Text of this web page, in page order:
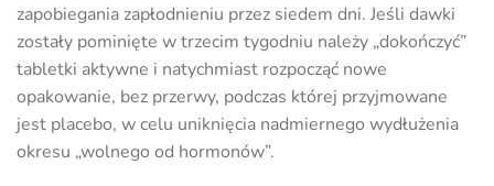
zapobiegania zapłodnieniu przez siedem dni. Jeśli dawki
zostały pominięte w trzecim tygodniu należy „dokończyć”
tabletki aktywne i natychmiast rozpocząć nowe
opakowanie, bez przerwy, podczas której przyjmowane
jest placebo, w celu uniknięcia nadmiernego wydłużenia
okresu „wolnego od hormonów”.